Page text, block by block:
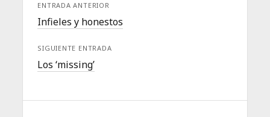
ENTRADA ANTERIOR
Infieles y honestos
SIGUIENTE ENTRADA
Los ‘missing’